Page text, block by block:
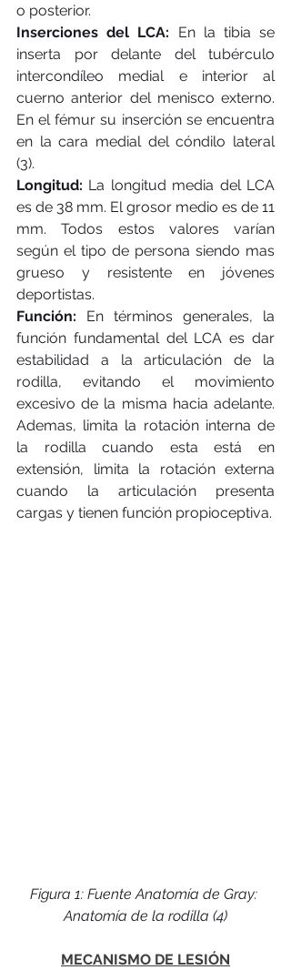
o posterior.
Inserciones del LCA: En la tibia se
inserta por delante del tubérculo
intercondíleo medial e interior al
cuerno anterior del menisco externo.
En el fémur su inserción se encuentra
en la cara medial del cóndilo lateral
(3).
Longitud: La longitud media del LCA
es de 38 mm. El grosor medio es de 11
mm. Todos estos valores varían
según el tipo de persona siendo mas
grueso y resistente en jóvenes
deportistas.
Función: En términos generales, la
función fundamental del LCA es dar
estabilidad a la articulación de la
rodilla, evitando el movimiento
excesivo de la misma hacia adelante.
Ademas, limita la rotación interna de
la rodilla cuando esta está en
extensión, limita la rotación externa
cuando la articulación presenta
Figura 1: Fuente Anatomía de Gray:
Anatomía de la rodilla (4)
MECANISMO DE LESIÓN